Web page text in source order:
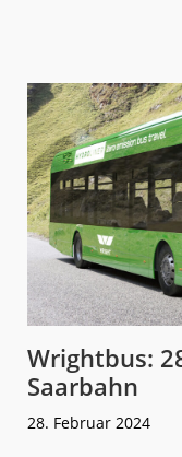
Wrightbus:
Saarbahn
28. Februar 2024